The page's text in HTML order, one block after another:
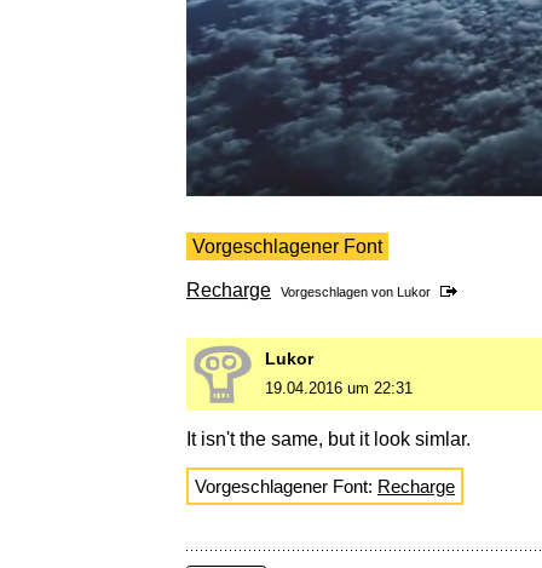
Vorgeschlagener Font
Recharge Vorgeschlagen von Lukor
Lukor
19.04.2016 um 22:31
It isn't the same, but it look simlar.
Vorgeschlagener Font: Recharge